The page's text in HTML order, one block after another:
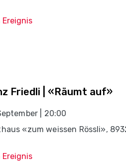
Ereignis
Friedli | «Räumt auf»
| 20:00
«zum weissen Rössli»,
Ereignis